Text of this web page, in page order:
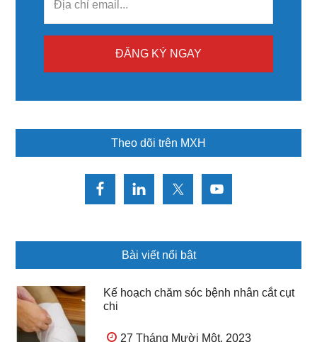
Theo dõi trên MXH
Bài viết nổi bật
Kế hoạch chăm sóc bệnh nhân cắt cụt
chi
27 Tháng Mười Một, 2023